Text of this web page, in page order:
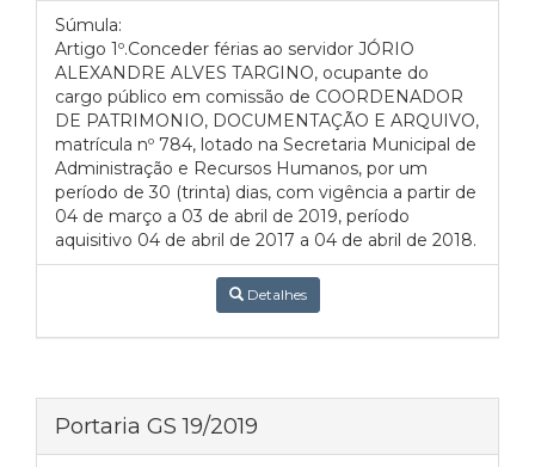
Súmula:
Artigo 1º.Conceder férias ao servidor JÓRIO
ALEXANDRE ALVES TARGINO, ocupante do
cargo público em comissão de COORDENADOR
DE PATRIMONIO, DOCUMENTAÇÃO E ARQUIVO,
matrícula nº 784, lotado na Secretaria Municipal de
Administração e Recursos Humanos, por um
período de 30 (trinta) dias, com vigência a partir de
04 de março a 03 de abril de 2019, período
aquisitivo 04 de abril de 2017 a 04 de abril de 2018.
Detalhes
Portaria GS 19/2019